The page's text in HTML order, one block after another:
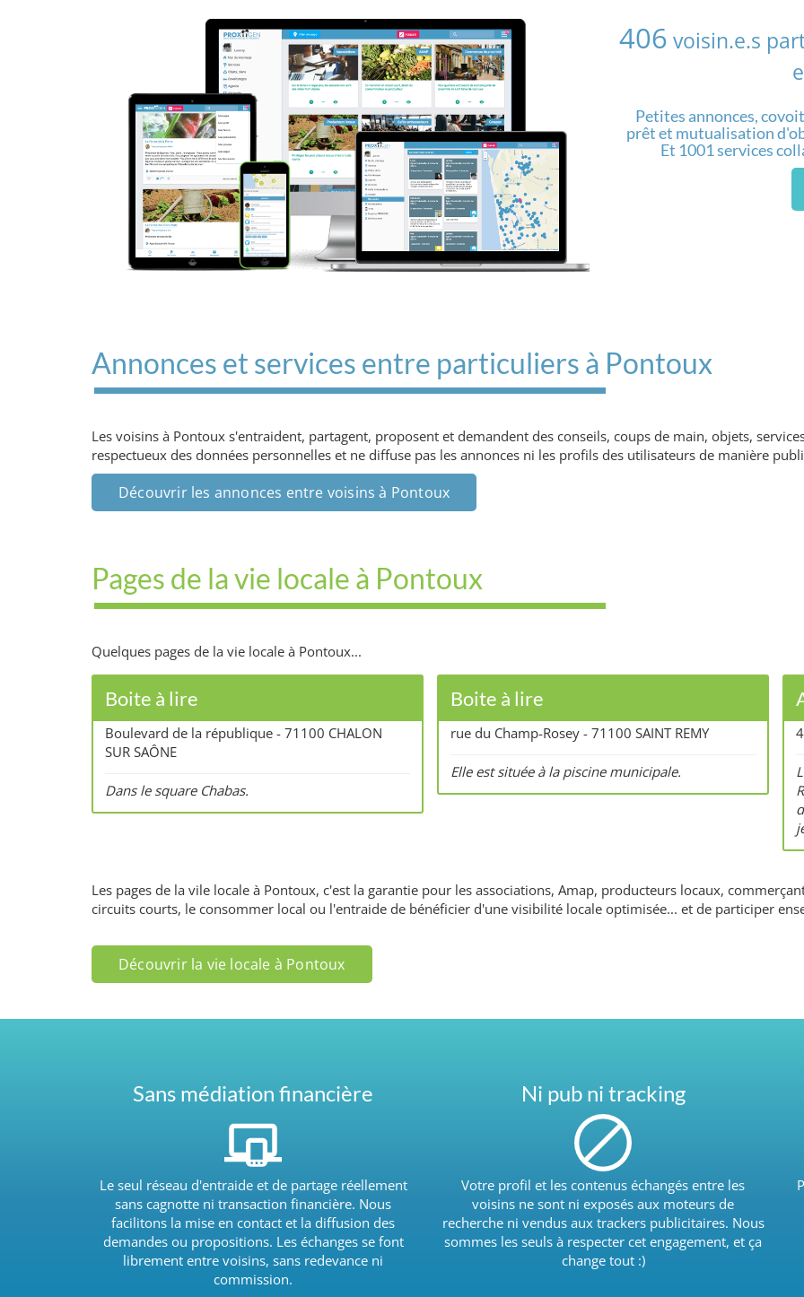
406 voisin.e.s
Petites annonces,
prêt et mutualisation
Et 1001 services
Annonces et services entre particuliers à Pontoux
Les voisins à Pontoux s'entraident, partagent, proposent et demandent des conseils, coups de main, objets,
respectueux des données personnelles et ne diffuse pas les annonces ni les profils des utilisateurs de manière
Découvrir les annonces entre voisins à Pontoux
Pages de la vie locale à Pontoux
Quelques pages de la vie locale à Pontoux...
Boite à lire
Boulevard de la république - 71100 CHALON
SUR SAÔNE
Dans le square Chabas.
Boite à lire
rue du Champ-Rosey - 71100 SAINT REMY
Elle est située à la piscine municipale.
Les pages de la vile locale à Pontoux, c'est la garantie pour les associations, Amap, producteurs locaux,
circuits courts, le consommer local ou l'entraide de bénéficier d'une visibilité locale optimisée... et de participer
Découvrir la vie locale à Pontoux
Sans médiation financière
Le seul réseau d'entraide et de partage réellement
sans cagnotte ni transaction financière. Nous
facilitons la mise en contact et la diffusion des
demandes ou propositions. Les échanges se font
librement entre voisins, sans redevance ni
commission.
Ni pub ni tracking
Votre profil et les contenus échangés entre les
voisins ne sont ni exposés aux moteurs de
recherche ni vendus aux trackers publicitaires. Nous
sommes les seuls à respecter cet engagement, et ça
change tout :)